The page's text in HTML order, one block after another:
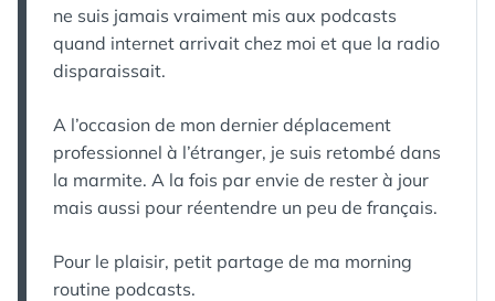
ne suis jamais vraiment mis aux podcasts
quand internet arrivait chez moi et que la radio
disparaissait.
A l’occasion de mon dernier déplacement
professionnel à l’étranger, je suis retombé dans
la marmite. A la fois par envie de rester à jour
mais aussi pour réentendre un peu de français.
Pour le plaisir, petit partage de ma morning
routine podcasts.